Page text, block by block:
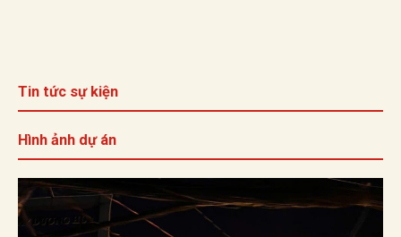
Tin tức sự kiện
Hình ảnh dự án